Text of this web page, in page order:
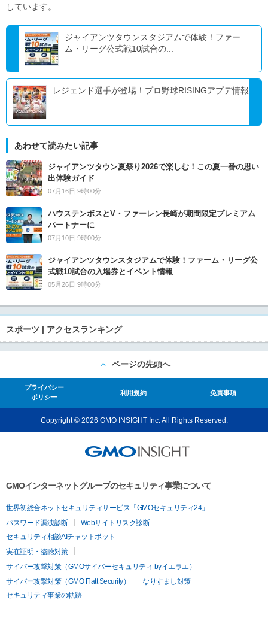
しています。
ジャイアンツタウンスタジアムで体験！ファー
ム・リーグ公式戦10試合の...
レジェンド選手が登場！プロ野球RISINGアプデ情報
あわせて読みたい記事
ジャイアンツタウン夏祭り2026で楽しむ！この夏一番の思い
出体験ガイド
07月16日 9時00分
ハウステンボスとV・ファーレン長崎が期間限定プレミアム
パートナーに
07月10日 9時00分
ジャイアンツタウンスタジアムで体験！ファーム・リーグ公
式戦10試合の入場券とイベント情報
05月26日 9時00分
スポーツ | アクセスランキング
ページの先頭へ
プライバシー
ポリシー
利用規約 免責事項
Copyright © 2026 GMO INSIGHT Inc. All Rights Reserved.
GMOインターネットグループのセキュリティ事業について
世界初総合ネットセキュリティサービス「GMOセキュリティ24」
パスワード漏洩診断
Webサイトリスク診断
セキュリティ相談AIチャットボット
実在証明・盗聴対策
サイバー攻撃対策（GMOサイバーセキュリティ byイエラエ）
サイバー攻撃対策（GMO Flatt Security）
なりすまし対策
セキュリティ事業の軌跡